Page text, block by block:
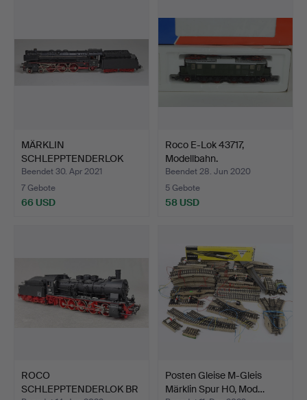
MÄRKLIN
SCHLEPPTENDERLOK
3048.
Beendet 30. Apr 2021
7 Gebote
66 USD
Roco E-Lok 43717,
Modellbahn.
Beendet 28. Jun 2020
5 Gebote
58 USD
ROCO
SCHLEPPTENDERLOK BR
Posten Gleise M-Gleis
Märklin Spur H0, Mod…